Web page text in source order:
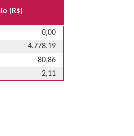
(R$)
0,00
4.778,19
80,86
2,11